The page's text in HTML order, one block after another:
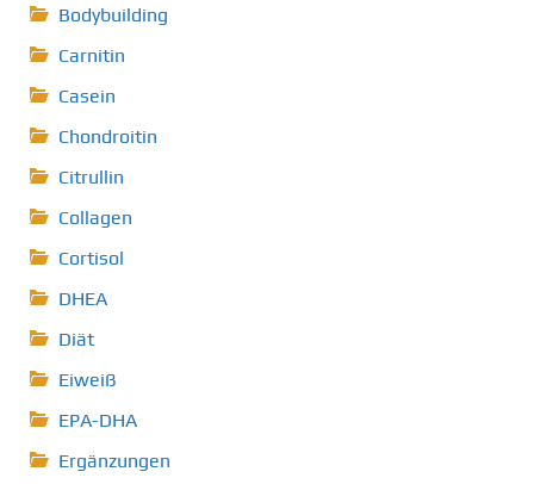
Bodybuilding
Carnitin
Casein
Chondroitin
Citrullin
Collagen
Cortisol
DHEA
Diät
Eiweiß
EPA-DHA
Ergänzungen